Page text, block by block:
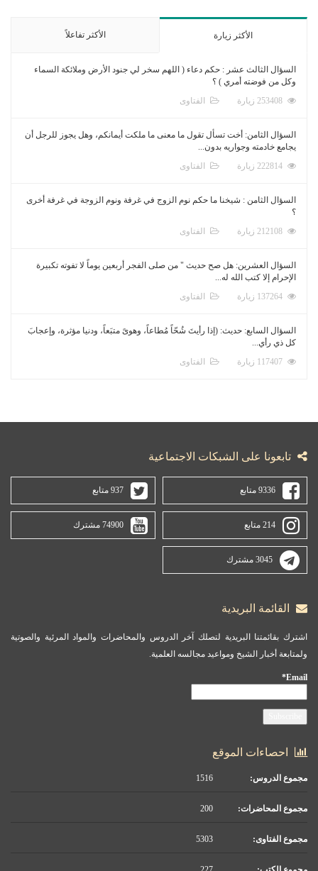
الأكثر زيارة الأكثر تفاعلاً
السؤال الثالث عشر : حكم دعاء ( اللهم سخر لي جنود الأرض وملائكة السماء
وكل من فوضته أمري ) ؟
الفتاوى
السؤال الثامن: أخت تسأل تقول ما معنى ما ملكت أيمانكم، وهل يجوز للرجل أن
يجامع خادمته وجواريه بدون...
الفتاوى
السؤال الثامن : شيخنا ما حكم نوم الزوج في غرفة ونوم الزوجة في غرفة أخرى
؟
الفتاوى
السؤال العشرين: هل صح حديث " من صلى الفجر أربعين يوماً لا تفوته تكبيرة
الإحرام إلا كتب الله له...
الفتاوى
السؤال السابع: حديث: (إذا رأيتَ شُحّاً مُطاعاً، وهوىً متبَعاً، ودنيا مؤثرة، وإعجابَ
كل ذي رأي...
الفتاوى
تابعونا على الشبكات الاجتماعية
9336 متابع 937 متابع
214 متابع 74900 مشترك
3045 مشترك
القائمة البريدية
اشترك بقائمتنا البريدية لتصلك آخر الدروس والمحاضرات والمواد المرئية والصوتية
ولمتابعة أخبار الشيخ ومواعيد مجالسه العلمية.
Email*
احصاءات الموقع
مجموع الدروس:
مجموع المحاضرات:
مجموع الفتاوى: